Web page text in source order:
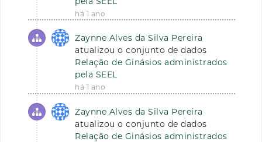
há 1 ano
Zaynne Alves da Silva Pereira
atualizou o conjunto de dados
Relação de Ginásios administrados
pela SEEL
há 1 ano
Zaynne Alves da Silva Pereira
atualizou o conjunto de dados
Relação de Ginásios administrados